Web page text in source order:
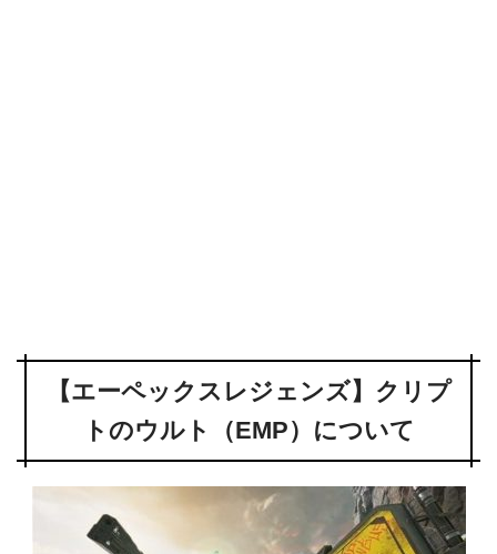
【エーペックスレジェンズ】クリプ
トのウルト（EMP）について